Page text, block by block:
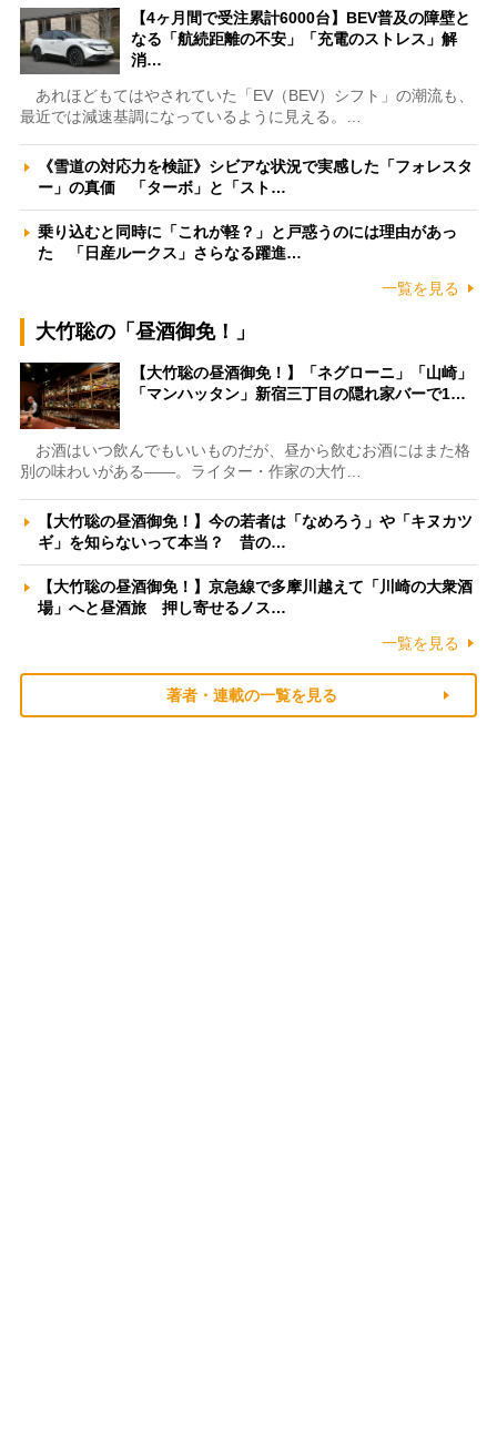
【4ヶ月間で受注累計6000台】BEV普及の障壁と
なる「航続距離の不安」「充電のストレス」解
消…
あれほどもてはやされていた「EV（BEV）シフト」の潮流も、
最近では減速基調になっているように見える。…
《雪道の対応力を検証》シビアな状況で実感した「フォレスタ
ー」の真価 「ターボ」と「スト…
乗り込むと同時に「これが軽？」と戸惑うのには理由があっ
た 「日産ルークス」さらなる躍進…
一覧を見る
大竹聡の「昼酒御免！」
【大竹聡の昼酒御免！】「ネグローニ」「山崎」
「マンハッタン」新宿三丁目の隠れ家バーで1…
お酒はいつ飲んでもいいものだが、昼から飲むお酒にはまた格
別の味わいがある――。ライター・作家の大竹…
【大竹聡の昼酒御免！】今の若者は「なめろう」や「キヌカツ
ギ」を知らないって本当？ 昔の…
【大竹聡の昼酒御免！】京急線で多摩川越えて「川崎の大衆酒
場」へと昼酒旅 押し寄せるノス…
一覧を見る
著者・連載の一覧を見る